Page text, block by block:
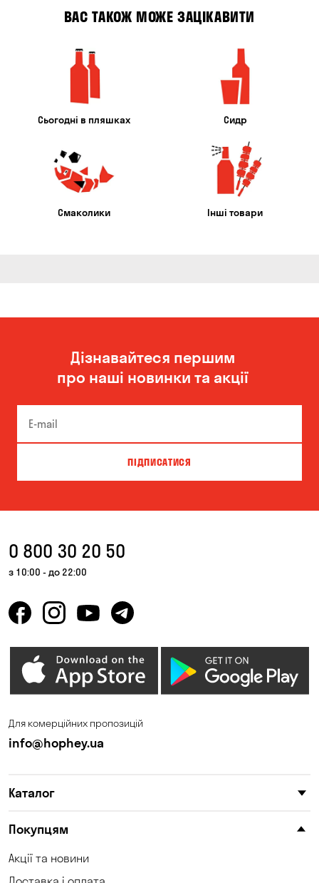
ВАС ТАКОЖ МОЖЕ ЗАЦІКАВИТИ
Сьогодні в пляшках Сидр
Смаколики Інші товари
Дізнавайтеся першим
про наші новинки та акції
ПІДПИСАТИСЯ
0 800 30 20 50
з 10:00 - до 22:00
Для комерційних пропозицій
info@hophey.ua
Каталог
Покупцям
Акції та новини